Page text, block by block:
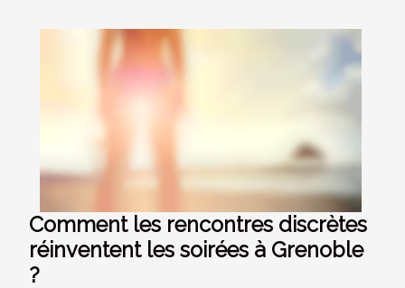
Comment les rencontres discrètes
réinventent les soirées à Grenoble
?